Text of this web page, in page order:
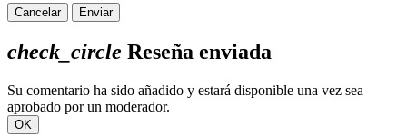
Cancelar Enviar
check_circle Reseña enviada
Su comentario ha sido añadido y estará disponible una vez sea
aprobado por un moderador.
OK